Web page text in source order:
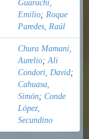
Guarachi,
Emilio; Roque
Paredes, Raúl
Chura Mamani,
Aurelio;Ali
Condori, David;
Cahuasa,
Simón; Conde
López,
Secundino